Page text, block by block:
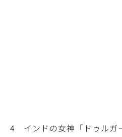
4 インドの女神「ドゥルガ